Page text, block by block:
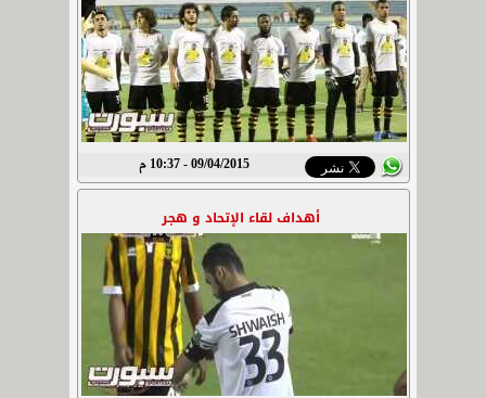
09/04/2015 - 10:37 م
أهداف لقاء الإتحاد و هجر